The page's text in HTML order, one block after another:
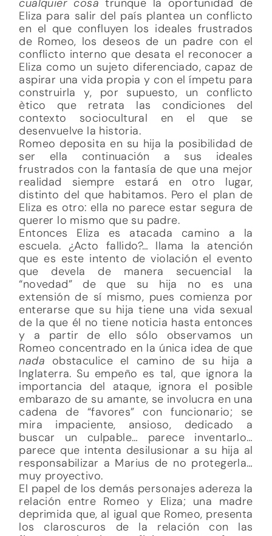
cualquier cosatrunque la oportunidad de
Eliza para salir del país plantea un conflicto
en el que confluyen los ideales frustrados
de Romeo, los deseos de un padre con el
conflicto interno que desata el reconocer a
Eliza como un sujeto diferenciado, capaz de
aspirar una vida propia y con el ímpetu para
construirla y, por supuesto, un conflicto
ètico que retrata las condiciones del
contexto sociocultural en el que se
desenvuelve la historia.
Romeo deposita en su hija la posibilidad de
ser ella continuación a sus ideales
frustrados con la fantasía de que una mejor
realidad siempre estará en otro lugar,
distinto del que habitamos. Pero el plan de
Eliza es otro: ella no parece estar segura de
querer lo mismo que su padre.
Entonces Eliza es atacada camino a la
escuela. ¿Acto fallido?… llama la atención
que es este intento de violación el evento
que devela de manera secuencial la
“novedad” de que su hija no es una
extensión de sí mismo, pues comienza por
enterarse que su hija tiene una vida sexual
de la que él no tiene noticia hasta entonces
y a partir de ello sólo observamos un
Romeo concentrado en la única idea de que
nada obstaculice el camino de su hija a
Inglaterra. Su empeño es tal, que ignora la
importancia del ataque, ignora el posible
embarazo de su amante, se involucra en una
cadena de “favores” con funcionario; se
mira impaciente, ansioso, dedicado a
buscar un culpable… parece inventarlo…
parece que intenta desilusionar a su hija al
responsabilizar a Marius de no protegerla…
muy proyectivo.
El papel de los demás personajes adereza la
relación entre Romeo y Eliza; una madre
deprimida que, al igual que Romeo, presenta
los claroscuros de la relación con las